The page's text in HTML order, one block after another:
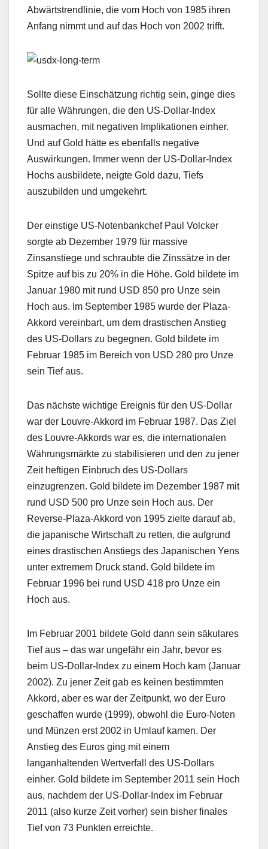
Abwärtstrendlinie, die vom Hoch von 1985 ihren
Anfang nimmt und auf das Hoch von 2002 trifft.
Sollte diese Einschätzung richtig sein, ginge dies
für alle Währungen, die den US-Dollar-Index
ausmachen, mit negativen Implikationen einher.
Und auf Gold hätte es ebenfalls negative
Auswirkungen. Immer wenn der US-Dollar-Index
Hochs ausbildete, neigte Gold dazu, Tiefs
auszubilden und umgekehrt.
Der einstige US-Notenbankchef Paul Volcker
sorgte ab Dezember 1979 für massive
Zinsanstiege und schraubte die Zinssätze in der
Spitze auf bis zu 20% in die Höhe. Gold bildete im
Januar 1980 mit rund USD 850 pro Unze sein
Hoch aus. Im September 1985 wurde der Plaza-
Akkord vereinbart, um dem drastischen Anstieg
des US-Dollars zu begegnen. Gold bildete im
Februar 1985 im Bereich von USD 280 pro Unze
sein Tief aus.
Das nächste wichtige Ereignis für den US-Dollar
war der Louvre-Akkord im Februar 1987. Das Ziel
des Louvre-Akkords war es, die internationalen
Währungsmärkte zu stabilisieren und den zu jener
Zeit heftigen Einbruch des US-Dollars
einzugrenzen. Gold bildete im Dezember 1987 mit
rund USD 500 pro Unze sein Hoch aus. Der
Reverse-Plaza-Akkord von 1995 zielte darauf ab,
die japanische Wirtschaft zu retten, die aufgrund
eines drastischen Anstiegs des Japanischen Yens
unter extremem Druck stand. Gold bildete im
Februar 1996 bei rund USD 418 pro Unze ein
Hoch aus.
Im Februar 2001 bildete Gold dann sein säkulares
Tief aus – das war ungefähr ein Jahr, bevor es
beim US-Dollar-Index zu einem Hoch kam (Januar
2002). Zu jener Zeit gab es keinen bestimmten
Akkord, aber es war der Zeitpunkt, wo der Euro
geschaffen wurde (1999), obwohl die Euro-Noten
und Münzen erst 2002 in Umlauf kamen. Der
Anstieg des Euros ging mit einem
langanhaltenden Wertverfall des US-Dollars
einher. Gold bildete im September 2011 sein Hoch
aus, nachdem der US-Dollar-Index im Februar
2011 (also kurze Zeit vorher) sein bisher finales
Tief von 73 Punkten erreichte.